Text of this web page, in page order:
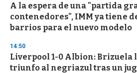
A la espera de una "partida
contenedores", IMM ya tiene
barrios para el nuevo modelo
14:50
Liverpool 1-0 Albion: Brizuela
triunfo al negriazul tras un